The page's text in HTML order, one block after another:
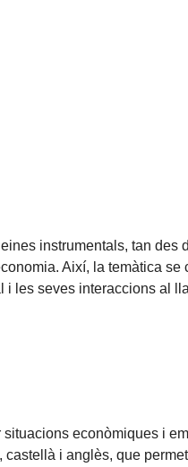
instrumentals, tan des
Així, la temàtica se
les seves interaccions al
econòmiques i
i anglès, que